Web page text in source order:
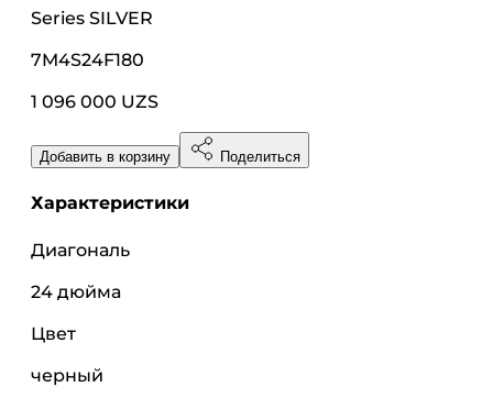
Series SILVER
7M4S24F180
1 096 000 UZS
Добавить в корзину Поделиться
Характеристики
Диагональ
24 дюйма
Цвет
черный